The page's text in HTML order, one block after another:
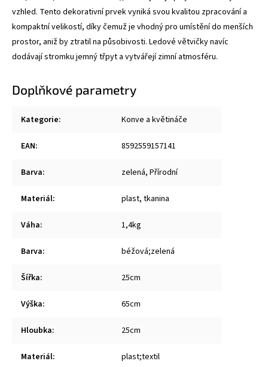
vzhled. Tento dekorativní prvek vyniká svou kvalitou zpracování a
kompaktní velikostí, díky čemuž je vhodný pro umístění do menších
prostor, aniž by ztratil na působivosti. Ledové větvičky navíc
dodávají stromku jemný třpyt a vytvářejí zimní atmosféru.
Doplňkové parametry
Kategorie: Konve a květináče
EAN: 8592559157141
Barva: zelená, Přírodní
Materiál: plast, tkanina
Váha: 1,4kg
Barva: béžová;zelená
Šířka: 25cm
Výška: 65cm
Hloubka: 25cm
Materiál: plast;textil